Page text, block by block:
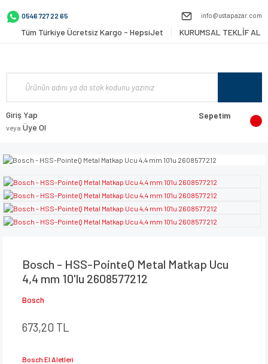
0546 727 22 65 info@ustapazar.com
Tüm Türkiye Ücretsiz Kargo - HepsiJet KURUMSAL TEKLİF AL
Giriş Yap
veya Üye Ol
Sepetim
Bosch - HSS-PointeQ Metal Matkap Ucu
4,4 mm 10'lu 2608577212
Bosch
673,20 TL
Bosch El Aletleri